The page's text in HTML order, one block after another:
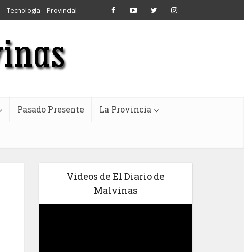
Tecnología Provincial
Pasado Presente La Provincia
Videos de El Diario de
Malvinas